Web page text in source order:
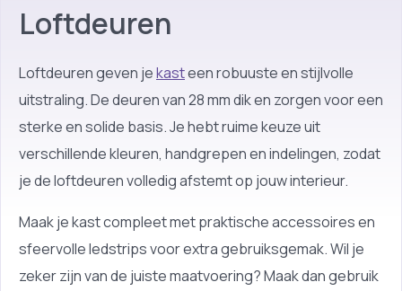
Loftdeuren
Loftdeuren geven jekasteen robuuste en stijlvolle
uitstraling. De deuren van 28 mm dik en zorgen voor een
sterke en solide basis. Je hebt ruime keuze uit
verschillende kleuren, handgrepen en indelingen, zodat
je de loftdeuren volledig afstemt op jouw interieur.
Maak je kast compleet met praktische accessoires en
sfeervolle ledstrips voor extra gebruiksgemak. Wil je
zeker zijn van de juiste maatvoering? Maak dan gebruik